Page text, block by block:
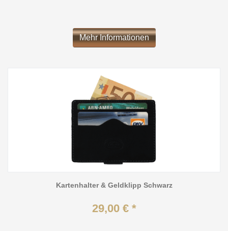
Mehr Informationen
Kartenhalter & Geldklipp Schwarz
29,00 € *